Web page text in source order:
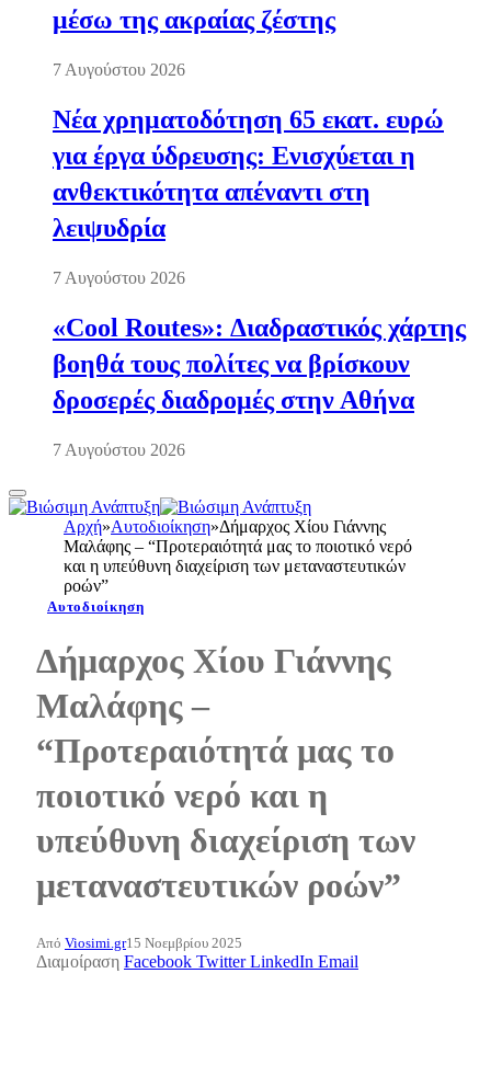
μέσω της ακραίας ζέστης
7 Αυγούστου 2026
Νέα χρηματοδότηση 65 εκατ. ευρώ
για έργα ύδρευσης: Ενισχύεται η
ανθεκτικότητα απέναντι στη
λειψυδρία
7 Αυγούστου 2026
«Cool Routes»: Διαδραστικός χάρτης
βοηθά τους πολίτες να βρίσκουν
δροσερές διαδρομές στην Αθήνα
7 Αυγούστου 2026
Αρχή»Αυτοδιοίκηση»Δήμαρχος Χίου Γιάννης
Μαλάφης – “Προτεραιότητά μας το ποιοτικό νερό
και η υπεύθυνη διαχείριση των μεταναστευτικών
ροών”
Αυτοδιοίκηση
Δήμαρχος Χίου Γιάννης
Μαλάφης –
“Προτεραιότητά μας το
ποιοτικό νερό και η
υπεύθυνη διαχείριση των
μεταναστευτικών ροών”
Από Viosimi.gr15 Νοεμβρίου 2025
Διαμοίραση Facebook Twitter LinkedIn Email